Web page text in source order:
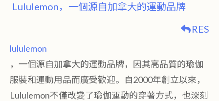
Lululemon，一個源自加拿大的運動品牌
RES
lululemon
，一個源自加拿大的運動品牌，因其高品質的瑜伽
服裝和運動用品而廣受歡迎。自2000年創立以來，
Lululemon不僅改變了瑜伽運動的穿著方式，也深刻